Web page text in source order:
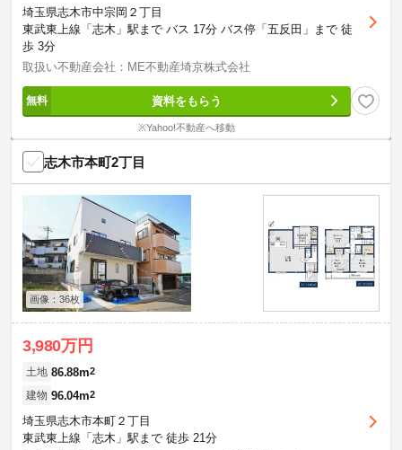
埼玉県志木市中宗岡２丁目
東武東上線「志木」駅まで バス 17分 バス停「五反田」まで 徒
歩 3分
取扱い不動産会社：ME不動産埼京株式会社
資料をもらう
※Yahoo!不動産へ移動
志木市本町2丁目
画像：36枚
3,980万円
土地 86.88m2
建物 96.04m2
埼玉県志木市本町２丁目
東武東上線「志木」駅まで 徒歩 21分